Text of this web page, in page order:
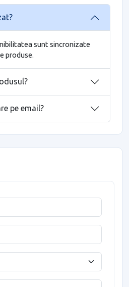
sunt sincronizate
produse.
pe email?